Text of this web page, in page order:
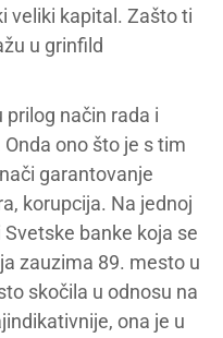
veliki kapital. Zašto ti
u grinfild
prilog način rada i
ono što je s tim
garantovanje
korupcija. Na jednoj
banke koja se
zauzima 89. mesto u
skočila u odnosu na
ona je u